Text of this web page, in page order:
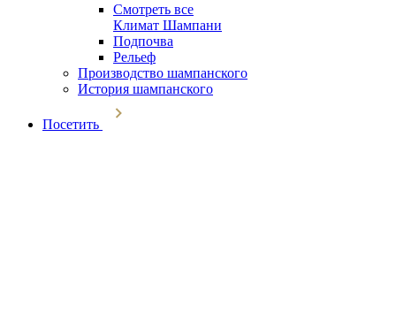
Смотреть все
Климат Шампани
Подпочва
Рельеф
Производство шампанского
История шампанского
Посетить